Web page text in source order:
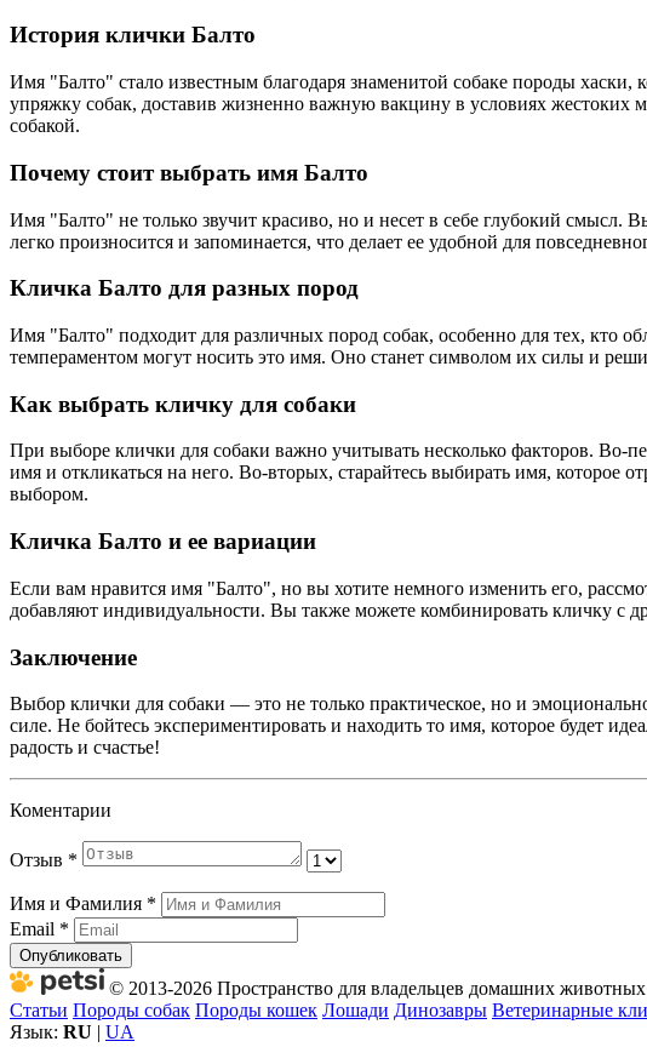
История клички Балто
Имя "Балто" стало известным благодаря знаменитой собаке породы
упряжку собак, доставив жизненно важную вакцину в условиях жестоких
собакой.
Почему стоит выбрать имя Балто
Имя "Балто" не только звучит красиво, но и несет в себе глубокий смысл.
легко произносится и запоминается, что делает ее удобной для
Кличка Балто для разных пород
Имя "Балто" подходит для различных пород собак, особенно для тех, кто
темпераментом могут носить это имя. Оно станет символом их силы и
Как выбрать кличку для собаки
При выборе клички для собаки важно учитывать несколько факторов.
имя и откликаться на него. Во-вторых, старайтесь выбирать имя, которое
выбором.
Кличка Балто и ее вариации
Если вам нравится имя "Балто", но вы хотите немного изменить его,
добавляют индивидуальности. Вы также можете комбинировать кличку
Заключение
Выбор клички для собаки — это не только практическое, но и
силе. Не бойтесь экспериментировать и находить то имя, которое будет
радость и счастье!
Коментарии
Отзыв *
Имя и Фамилия *
Email *
Опубликовать
© 2013-2026 Пространство для владельцев домашних животных
Статьи Породы собак Породы кошек Лошади Динозавры Ветеринарные
Язык: RU | UA